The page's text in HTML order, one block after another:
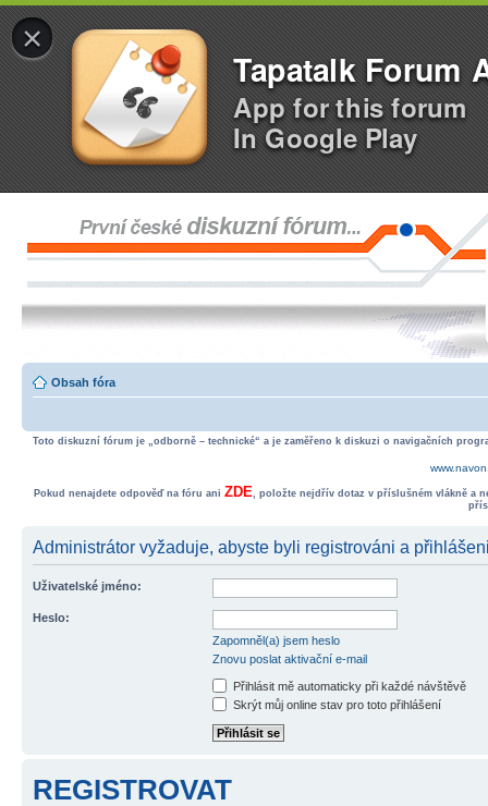
×
Tapatalk Forum
App for this forum
In Google Play
Obsah fóra
Toto diskuzní fórum je „odborně – technické“ a je zaměřeno k diskuzi o navigačních
Pokud nenajdete odpověď na fóru ani ZDE, položte nejdřív dotaz v příslušném vlákně a
Administrátor vyžaduje, abyste byli registrováni a
Uživatelské jméno:
Heslo:
Zapomněl(a) jsem heslo
Znovu poslat aktivační e-mail
Přihlásit mě automaticky při každé návštěvě
Skrýt můj online stav pro toto přihlášení
REGISTROVAT